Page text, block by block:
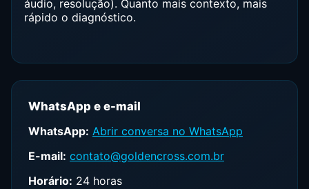
áudio, resolução). Quanto mais contexto, mais
rápido o diagnóstico.
WhatsApp e e-mail
WhatsApp: Abrir conversa no WhatsApp
E-mail: contato@goldencross.com.br
Horário: 24 horas